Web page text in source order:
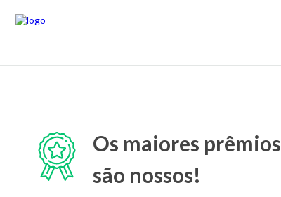
Os maiores prêmios
são nossos!